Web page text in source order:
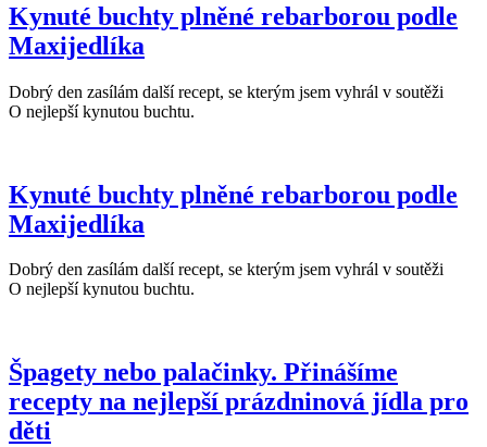
Kynuté buchty plněné rebarborou podle
Maxijedlíka
Dobrý den zasílám další recept, se kterým jsem vyhrál v soutěži
O nejlepší kynutou buchtu.
Kynuté buchty plněné rebarborou podle
Maxijedlíka
Dobrý den zasílám další recept, se kterým jsem vyhrál v soutěži
O nejlepší kynutou buchtu.
Špagety nebo palačinky. Přinášíme
recepty na nejlepší prázdninová jídla pro
děti